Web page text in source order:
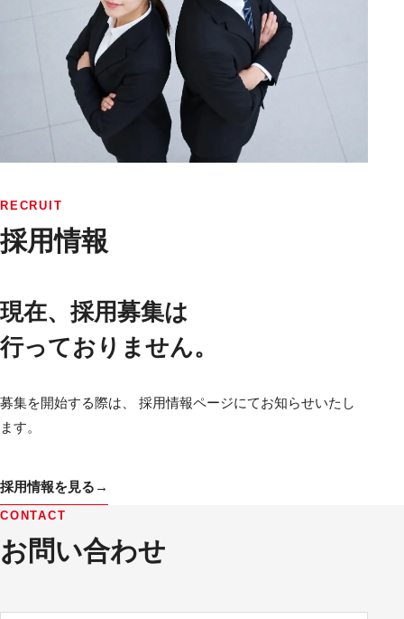
RECRUIT
採用情報
現在、採用募集は
行っておりません。
募集を開始する際は、 採用情報ページにてお知らせいたし
ます。
採用情報を見る →
CONTACT
お問い合わせ